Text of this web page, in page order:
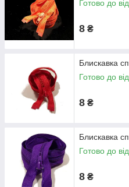
Готово до
8 ₴
Блискавка
Готово до
8 ₴
Блискавка
Готово до
8 ₴